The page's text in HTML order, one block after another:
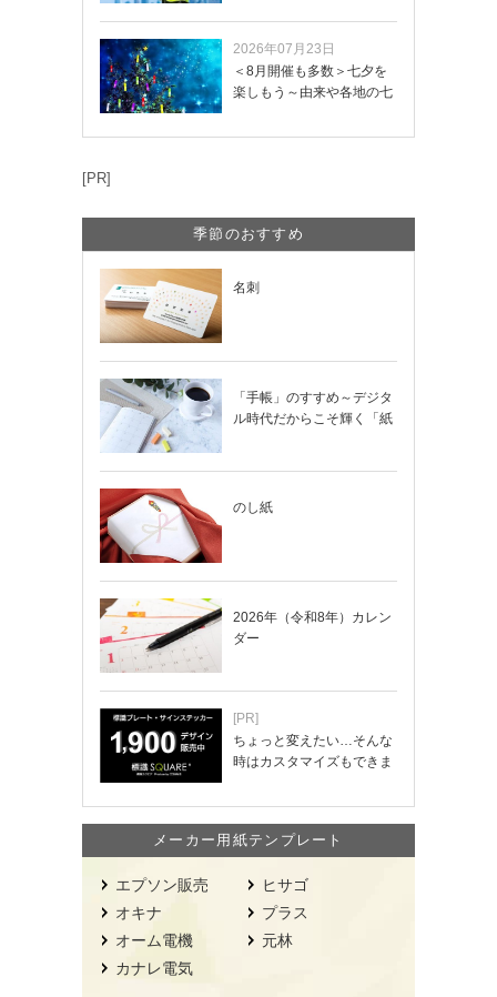
2026年07月23日
＜8月開催も多数＞七夕を
楽しもう～由来や各地の七
[PR]
季節のおすすめ
名刺
「手帳」のすすめ～デジタ
ル時代だからこそ輝く「紙
のし紙
2026年（令和8年）カレン
ダー
[PR]
ちょっと変えたい…そんな
時はカスタマイズもできま
メーカー用紙テンプレート
エプソン販売
オキナ
オーム電機
カナレ電気
ヒサゴ
プラス
元林